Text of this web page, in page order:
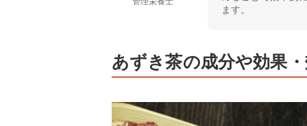
ます。
あずき茶の成分や効果